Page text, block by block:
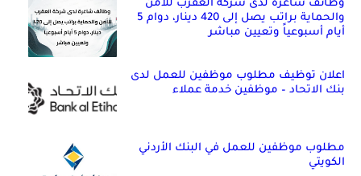
وظائف شاغرة لدى شركة العقرب للأمن
والحماية براتب يصل إلى 420 دينار، دوام 5
أيام أسبوعياً وتعيين مباشر
اعلان توظيف مطلوب موظفين للعمل لدى
بنك الاتحاد – موظفين خدمة عملاء
مطلوب موظفين للعمل في البنك الأردني
الكويتي